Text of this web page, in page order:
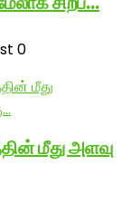
0
மீது அளவு